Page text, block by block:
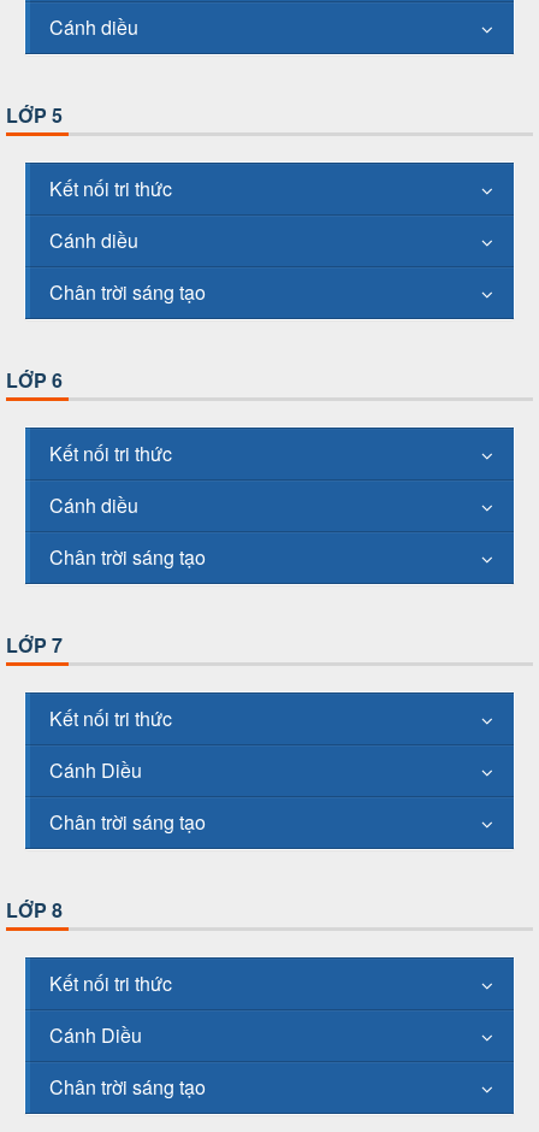
Cánh diều
LỚP 5
Kết nối tri thức
Cánh diều
Chân trời sáng tạo
LỚP 6
Kết nối tri thức
Cánh diều
Chân trời sáng tạo
LỚP 7
Kết nối tri thức
Cánh Diều
Chân trời sáng tạo
LỚP 8
Kết nối tri thức
Cánh Diều
Chân trời sáng tạo